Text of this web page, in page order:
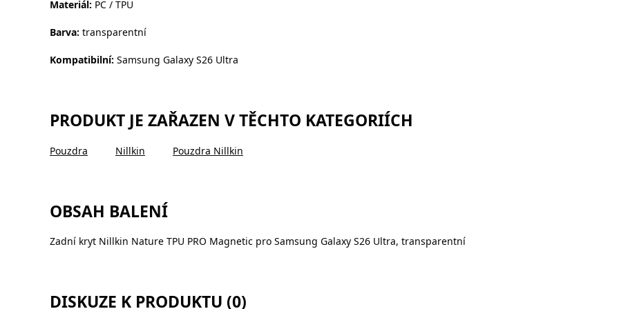
Materiál: PC / TPU
Barva: transparentní
Kompatibilní: Samsung Galaxy S26 Ultra
PRODUKT JE ZAŘAZEN V TĚCHTO KATEGORIÍCH
Pouzdra Nillkin Pouzdra Nillkin
OBSAH BALENÍ
Zadní kryt Nillkin Nature TPU PRO Magnetic pro Samsung Galaxy S26 Ultra, transparentní
DISKUZE K PRODUKTU (0)